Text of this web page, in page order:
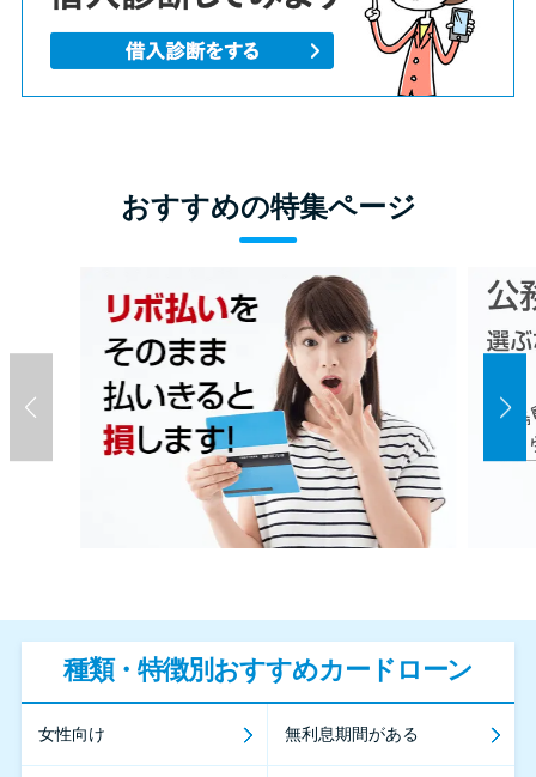
おすすめの特集ページ
種類・特徴別おすすめカードローン
女性向け 無利息期間がある